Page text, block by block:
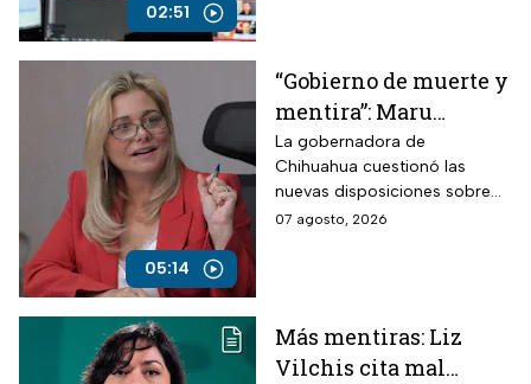
02:51
05:14
“Gobierno de muerte y
mentira”: Maru
Campos arremete
contra Morena por
polémicos
lineamientos de
La gobernadora de
Chihuahua cuestionó las
nuevas disposiciones sobre
medios y lanzó fuertes
07 agosto, 2026
Más mentiras: Liz
Vilchis cita mal